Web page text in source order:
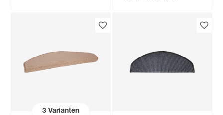
3Varianten